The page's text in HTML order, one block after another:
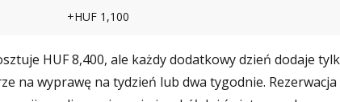
+HUF 1,100
HUF 8,400, ale każdy dodatkowy dzień dodaje
na wyprawę na tydzień lub dwa tygodnie. Rezerwacja